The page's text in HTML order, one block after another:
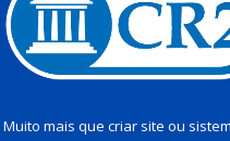
Muito mais que criar site ou